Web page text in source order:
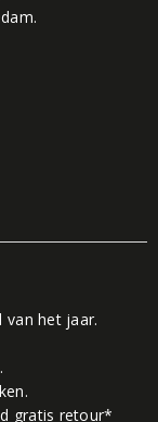
van het jaar.
gratis retour*